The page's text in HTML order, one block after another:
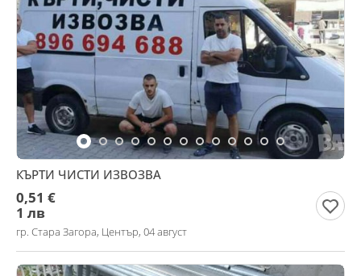
КЪРТИ ЧИСТИ ИЗВОЗВА
0,51 €
1 лв
гр. Стара Загора, Център, 04 август